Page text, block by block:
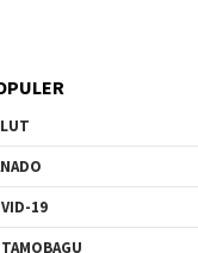
19